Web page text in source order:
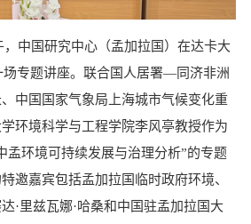
，中国研究中心（孟加拉国）在达卡大
场专题讲座。联合国人居署—同济非洲
中国国家气象局上海城市气候变化重
环境科学与工程学院李风亭教授作为
孟环境可持续发展与治理分析”的专题
邀嘉宾包括孟加拉国临时政府环境、
·里兹瓦娜·哈桑和中国驻孟加拉国大